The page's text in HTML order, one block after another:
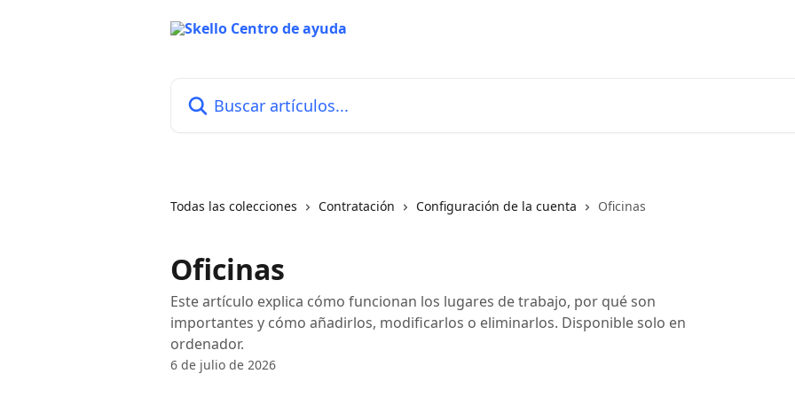
Todas las colecciones Contratación Configuración de la cuenta Oficinas
Oficinas
Este artículo explica cómo funcionan los lugares de trabajo, por qué son
importantes y cómo añadirlos, modificarlos o eliminarlos. Disponible solo en
ordenador.
6 de julio de 2026